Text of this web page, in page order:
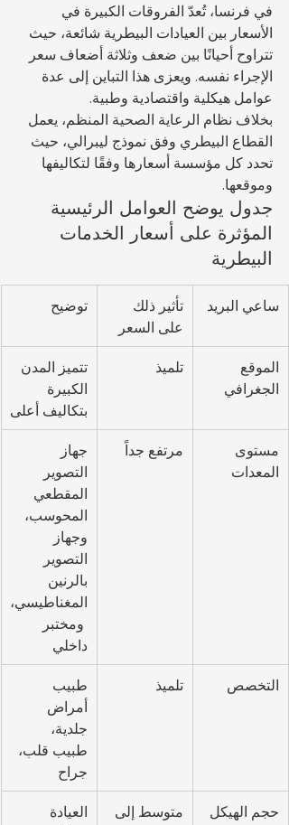
في فرنسا، تُعدّ الفروقات الكبيرة في
الأسعار بين العيادات البيطرية شائعة، حيث
تتراوح أحيانًا بين ضعف وثلاثة أضعاف سعر
الإجراء نفسه. ويعزى هذا التباين إلى عدة
عوامل هيكلية واقتصادية وطبية.
بخلاف نظام الرعاية الصحية المنظم، يعمل
القطاع البيطري وفق نموذج ليبرالي، حيث
تحدد كل مؤسسة أسعارها وفقًا لتكاليفها
وموقعها.
جدول يوضح العوامل الرئيسية
المؤثرة على أسعار الخدمات
البيطرية
ساعي البريد
تأثير ذلك
على السعر
توضيح
الموقع
الجغرافي
تلميذ
تتميز المدن
الكبيرة
بتكاليف أعلى
مستوى
المعدات
مرتفع جداً
جهاز
التصوير
المقطعي
المحوسب،
وجهاز
التصوير
بالرنين
المغناطيسي،
ومختبر
داخلي
التخصص تلميذ
طبيب
أمراض
جلدية،
طبيب قلب،
جراح
حجم الهيكل
متوسط إلى
العيادة